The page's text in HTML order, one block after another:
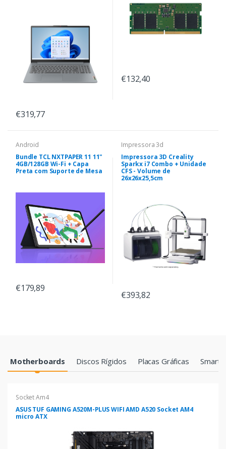
€319,77
€132,40
Android
Bundle TCL NXTPAPER 11 11"
4GB/128GB Wi-Fi + Capa
Preta com Suporte de Mesa
€179,89
Impressora 3d
Impressora 3D Creality
Sparkx i7 Combo + Unidade
CFS - Volume de
26x26x25,5cm
€393,82
Products Grid
Motherboards Discos Rígidos Placas Gráficas
Socket Am4
ASUS TUF GAMING A520M-PLUS WIFI AMD A520 Socket AM4
micro ATX